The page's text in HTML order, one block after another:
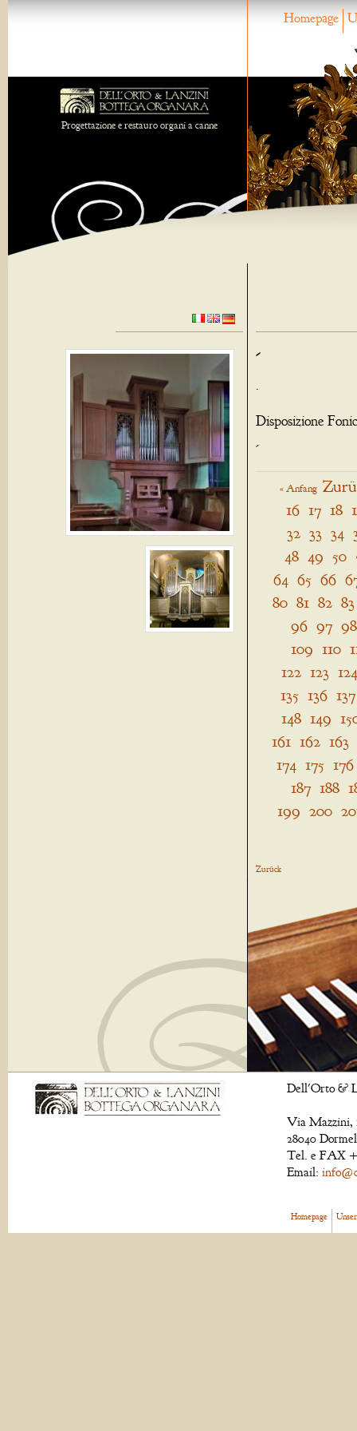
Homepage
Progettazione e restauro organi a canne
-
.
Disposizione
-
« Anfang
16 17 18
32 33 34
48 49 50
64 65 66
80 81 82 83
96 97 98
109 110
122 123 124
135 136 137
148 149
161 162 163
174 175 176
187 188
199 200
Zurück
Dell'Orto &
Via Mazzini,
28040
Tel. e FAX
Email:
Homepage